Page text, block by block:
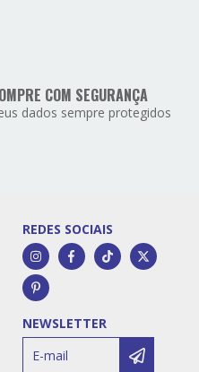
COM SEGURANÇA
dados sempre protegidos
REDES SOCIAIS
NEWSLETTER